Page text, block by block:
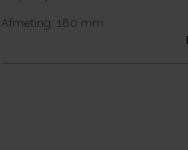
Afmeting: 180 mm